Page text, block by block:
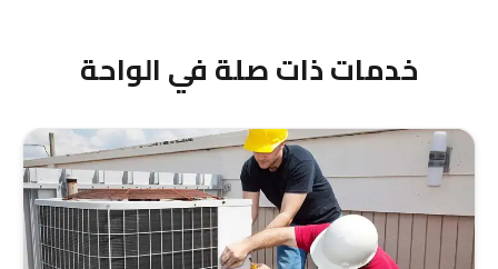
خدمات ذات صلة في الواحة